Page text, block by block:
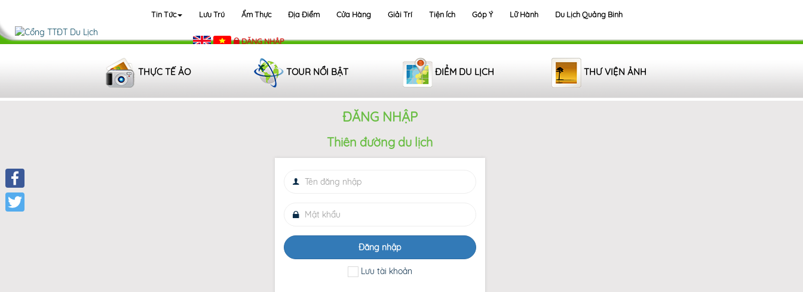
Tin Tức Lưu Trú Ẩm Thực Địa Điểm Cửa Hàng Giải Trí Tiện Ích Góp Ý Lữ Hành Du Lịch Quảng Binh
ĐĂNG NHẬP
THỰC TẾ ẢO TOUR NỔI BẬT ĐIỂM DU LỊCH THƯ VIỆN ẢNH
Facebook
ĐĂNG NHẬP
Thiên đường du lịch
Đăng nhập
Lưu tài khoản